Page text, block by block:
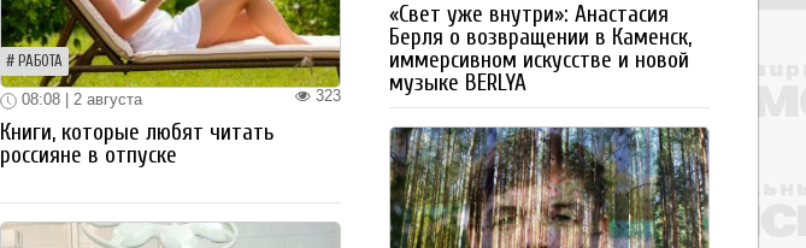
РАБОТА
323
08:08 | 2 августа
Книги, которые любят читать
россияне в отпуске
«Свет уже внутри»: Анастасия
Берля о возвращении в Каменск,
иммерсивном искусстве и новой
музыке BERLYA